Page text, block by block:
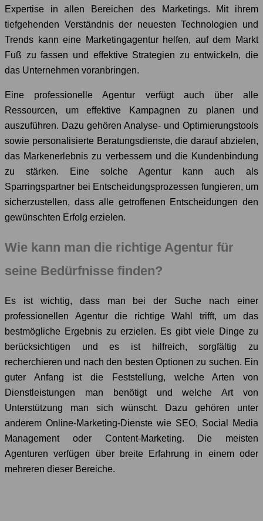
Expertise in allen Bereichen des Marketings. Mit ihrem
tiefgehenden Verständnis der neuesten Technologien und
Trends kann eine Marketingagentur helfen, auf dem Markt
Fuß zu fassen und effektive Strategien zu entwickeln, die
das Unternehmen voranbringen.
Eine professionelle Agentur verfügt auch über alle
Ressourcen, um effektive Kampagnen zu planen und
auszuführen. Dazu gehören Analyse- und Optimierungstools
sowie personalisierte Beratungsdienste, die darauf abzielen,
das Markenerlebnis zu verbessern und die Kundenbindung
zu stärken. Eine solche Agentur kann auch als
Sparringspartner bei Entscheidungsprozessen fungieren, um
sicherzustellen, dass alle getroffenen Entscheidungen den
gewünschten Erfolg erzielen.
Wie kann man die richtige Agentur für
seine Bedürfnisse finden?
Es ist wichtig, dass man bei der Suche nach einer
professionellen Agentur die richtige Wahl trifft, um das
bestmögliche Ergebnis zu erzielen. Es gibt viele Dinge zu
berücksichtigen und es ist hilfreich, sorgfältig zu
recherchieren und nach den besten Optionen zu suchen. Ein
guter Anfang ist die Feststellung, welche Arten von
Dienstleistungen man benötigt und welche Art von
Unterstützung man sich wünscht. Dazu gehören unter
anderem Online-Marketing-Dienste wie SEO, Social Media
Management oder Content-Marketing. Die meisten
Agenturen verfügen über breite Erfahrung in einem oder
mehreren dieser Bereiche.